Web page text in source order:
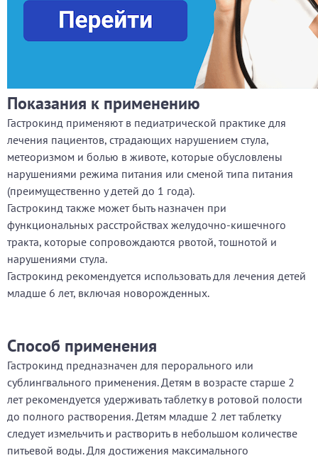
Показания к применению
Гастрокинд применяют в педиатрической практике для
лечения пациентов, страдающих нарушением стула,
метеоризмом и болью в животе, которые обусловлены
нарушениями режима питания или сменой типа питания
(преимущественно у детей до 1 года).
Гастрокинд также может быть назначен при
функциональных расстройствах желудочно-кишечного
тракта, которые сопровождаются рвотой, тошнотой и
нарушениями стула.
Гастрокинд рекомендуется использовать для лечения детей
младше 6 лет, включая новорожденных.
Способ применения
Гастрокинд предназначен для перорального или
сублингвального применения. Детям в возрасте старше 2
лет рекомендуется удерживать таблетку в ротовой полости
до полного растворения. Детям младше 2 лет таблетку
следует измельчить и растворить в небольшом количестве
питьевой воды. Для достижения максимального